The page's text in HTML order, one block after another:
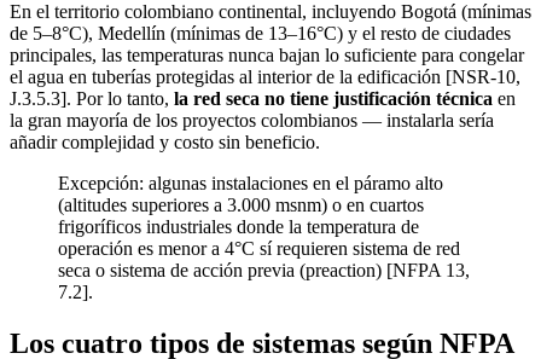
En el territorio colombiano continental, incluyendo Bogotá (mínimas
de 5–8°C), Medellín (mínimas de 13–16°C) y el resto de ciudades
principales, las temperaturas nunca bajan lo suficiente para congelar
el agua en tuberías protegidas al interior de la edificación [NSR-10,
J.3.5.3]. Por lo tanto, la red seca no tiene justificación técnica en
la gran mayoría de los proyectos colombianos — instalarla sería
añadir complejidad y costo sin beneficio.
Excepción: algunas instalaciones en el páramo alto
(altitudes superiores a 3.000 msnm) o en cuartos
frigoríficos industriales donde la temperatura de
operación es menor a 4°C sí requieren sistema de red
seca o sistema de acción previa (preaction) [NFPA 13,
7.2].
Los cuatro tipos de sistemas según NFPA